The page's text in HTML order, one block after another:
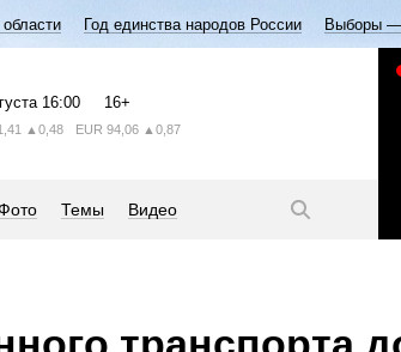
Год единства народов России Выборы
16:00 16+
▲0,48 EUR 94,06 ▲0,87
Темы Видео